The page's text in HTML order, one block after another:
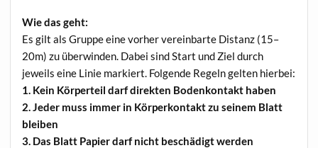
Wie das geht:
Es gilt als Grup­pe eine vor­her ver­ein­bar­te Distanz (15–
20m) zu über­win­den. Dabei sind Start und Ziel durch
jeweils eine Linie mar­kiert. Fol­gen­de Regeln gel­ten hierbei:
1. Kein Kör­per­teil darf direk­ten Boden­kon­takt haben
2. Jeder muss immer in Kör­per­kon­takt zu sei­nem Blatt
bleiben
3. Das Blatt Papier darf nicht beschä­digt werden